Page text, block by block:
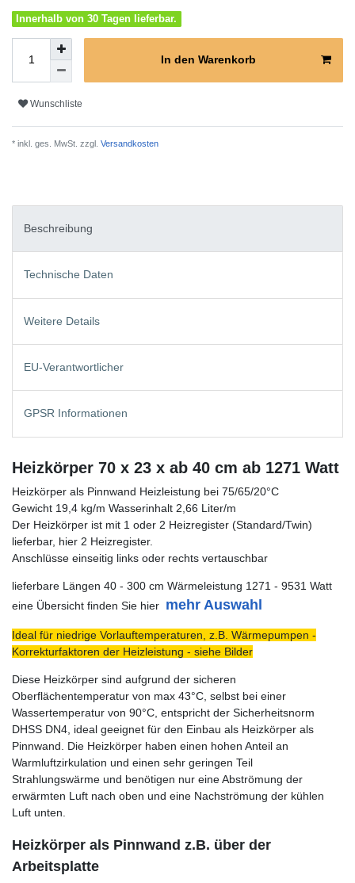
Innerhalb von 30 Tagen lieferbar.
In den Warenkorb
Wunschliste
* inkl. ges. MwSt. zzgl. Versandkosten
Beschreibung
Technische Daten
Weitere Details
EU-Verantwortlicher
GPSR Informationen
Heizkörper 70 x 23 x ab 40 cm ab 1271 Watt
Heizkörper als Pinnwand Heizleistung bei 75/65/20°C
Gewicht 19,4 kg/m Wasserinhalt 2,66 Liter/m
Der Heizkörper ist mit 1 oder 2 Heizregister (Standard/Twin)
lieferbar, hier 2 Heizregister.
Anschlüsse einseitig links oder rechts vertauschbar
lieferbare Längen 40 - 300 cm Wärmeleistung 1271 - 9531 Watt
eine Übersicht finden Sie hier mehr Auswahl
Ideal für niedrige Vorlauftemperaturen, z.B. Wärmepumpen -
Korrekturfaktoren der Heizleistung - siehe Bilder
Diese Heizkörper sind aufgrund der sicheren
Oberflächentemperatur von max 43°C, selbst bei einer
Wassertemperatur von 90°C, entspricht der Sicherheitsnorm
DHSS DN4, ideal geeignet für den Einbau als Heizkörper als
Pinnwand. Die Heizkörper haben einen hohen Anteil an
Warmluftzirkulation und einen sehr geringen Teil
Strahlungswärme und benötigen nur eine Abströmung der
erwärmten Luft nach oben und eine Nachströmung der kühlen
Luft unten.
Heizkörper als Pinnwand z.B. über der
Arbeitsplatte